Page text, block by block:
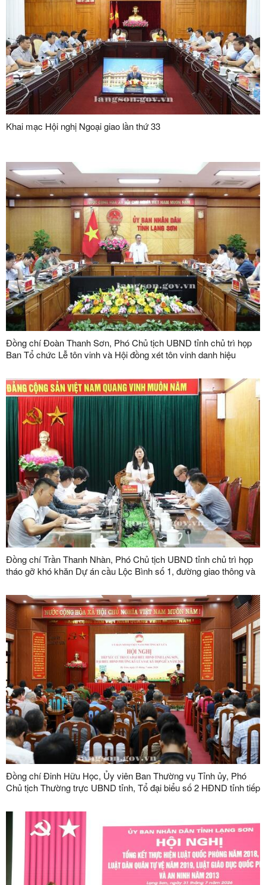
Khai mạc Hội nghị Ngoại giao lần thứ 33
Đồng chí Đoàn Thanh Sơn, Phó Chủ tịch UBND tỉnh chủ trì họp
Ban Tổ chức Lễ tôn vinh và Hội đồng xét tôn vinh danh hiệu
năm 2026
Đồng chí Trần Thanh Nhàn, Phó Chủ tịch UBND tỉnh chủ trì họp
tháo gỡ khó khăn Dự án cầu Lộc Bình số 1, đường giao thông và
Đồng chí Đinh Hữu Học, Ủy viên Ban Thường vụ Tỉnh ủy, Phó
Chủ tịch Thường trực UBND tỉnh, Tổ đại biểu số 2 HĐND tỉnh tiếp